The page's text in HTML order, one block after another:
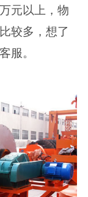
元以上，物
较多，想了
服。